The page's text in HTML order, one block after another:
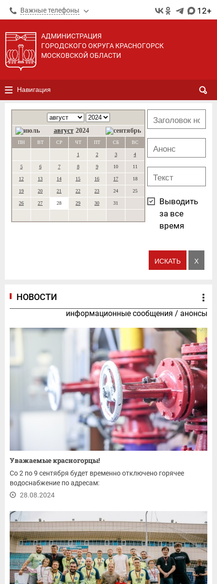
Важные телефоны 12+
АДМИНИСТРАЦИЯ
ГОРОДСКОГО ОКРУГА КРАСНОГОРСК
МОСКОВСКОЙ ОБЛАСТИ
Навигация
август 2024
ПН ВТ СР ЧТ ПТ СБ ВС
1 2 3 4
5 6 7 8 9 10 11
12 13 14 15 16 17 18
19 20 21 22 23 24 25
26 27 28 29 30 31
Выводить
за все
время
НОВОСТИ
информационные сообщения / анонсы
Уважаемые красногорцы!
Со 2 по 9 сентября будет временно отключено горячее
водоснабжение по адресам:
28.08.2024